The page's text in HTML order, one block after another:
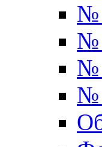
№
№
№
№